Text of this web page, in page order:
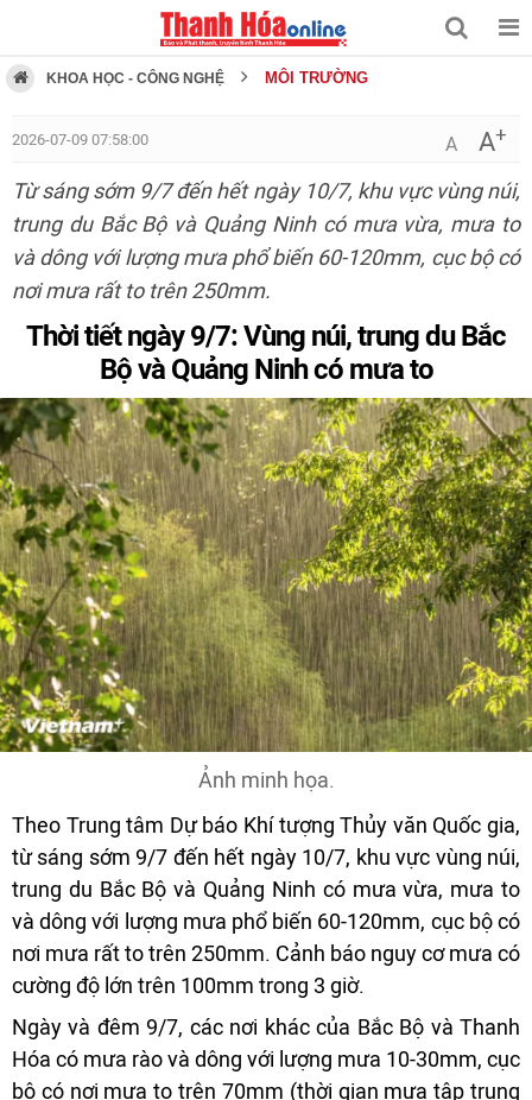
KHOA HỌC - CÔNG NGHỆ MÔI TRƯỜNG
2026-07-09 07:58:00 A A+
Từ sáng sớm 9/7 đến hết ngày 10/7, khu vực vùng núi,
trung du Bắc Bộ và Quảng Ninh có mưa vừa, mưa to
và dông với lượng mưa phổ biến 60-120mm, cục bộ có
nơi mưa rất to trên 250mm.
Thời tiết ngày 9/7: Vùng núi, trung du Bắc
Bộ và Quảng Ninh có mưa to
Ảnh minh họa.
Theo Trung tâm Dự báo Khí tượng Thủy văn Quốc gia,
từ sáng sớm 9/7 đến hết ngày 10/7, khu vực vùng núi,
trung du Bắc Bộ và Quảng Ninh có mưa vừa, mưa to
và dông với lượng mưa phổ biến 60-120mm, cục bộ có
nơi mưa rất to trên 250mm. Cảnh báo nguy cơ mưa có
cường độ lớn trên 100mm trong 3 giờ.
Ngày và đêm 9/7, các nơi khác của Bắc Bộ và Thanh
Hóa có mưa rào và dông với lượng mưa 10-30mm, cục
bộ có nơi mưa to trên 70mm (thời gian mưa tập trung